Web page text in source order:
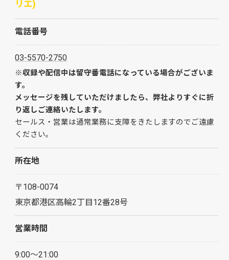
リエ)
電話番号
03-5570-2750
※収録や配信中は留守番電話になっている場合がございま
す。
メッセージを残していただけましたら、弊社よりすぐに折
り返しご連絡いたします。
セールス・営業は通常業務に支障をきたしますのでご遠慮
ください。
所在地
〒108-0074
東京都港区高輪2丁目12番28号
営業時間
9:00～21:00